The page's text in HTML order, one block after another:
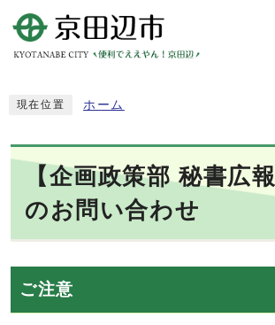
現在位置 ホーム
【企画政策部 秘書広
のお問い合わせ
ご注意